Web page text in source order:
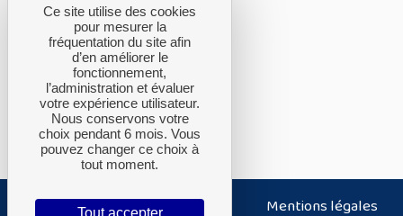
À PROPOS
A propos du CTH
FAQ
Nous contacter
Nous contacter Plan du site Mentions légales
Ce site utilise des cookies
pour mesurer la
fréquentation du site afin
d’en améliorer le
fonctionnement,
l’administration et évaluer
votre expérience utilisateur.
Nous conservons votre
choix pendant 6 mois. Vous
pouvez changer ce choix à
tout moment.
Tout accepter